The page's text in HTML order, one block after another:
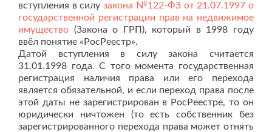
вступления в силу закона №122-ФЗ от 21.07.1997 о
государственной регистрации прав на недвижимое
имущество (Закона о ГРП), который в 1998 году
ввёл понятие «РосРеестр».
Датой вступления в силу закона считается
31.01.1998 года. С того момента государственная
регистрация наличия права или его перехода
является обязательной, и если переход права после
этой даты не зарегистрирован в РосРеестре, то он
юридически ничтожен (то есть собственник без
зарегистрированного перехода права может отнять